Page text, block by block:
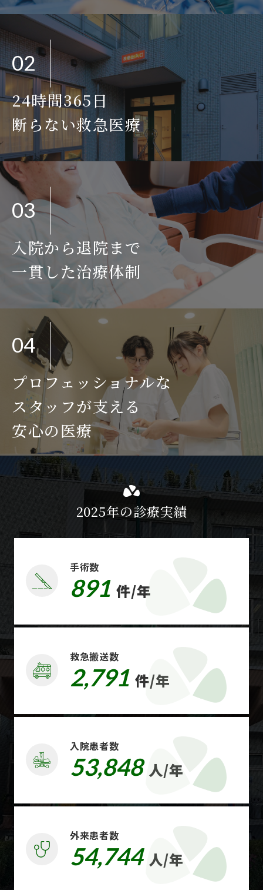
02
24時間365日
断らない救急医療
03
入院から退院まで
一貫した治療体制
04
プロフェッショナルな
スタッフが支える
安心の医療
2025年の診療実績
手術数
891 件/年
救急搬送数
2,791 件/年
入院患者数
53,848 人/年
外来患者数
54,744 人/年